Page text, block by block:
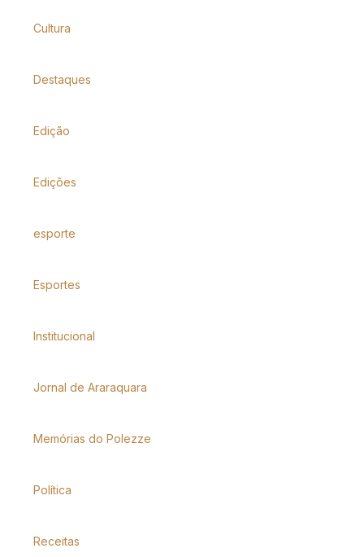
Cultura
Destaques
Edição
Edições
esporte
Esportes
Institucional
Jornal de Araraquara
Memórias do Polezze
Política
Receitas